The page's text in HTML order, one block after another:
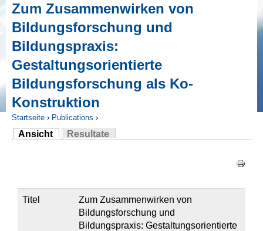
Zum Zusammenwirken von
Bildungsforschung und
Bildungspraxis:
Gestaltungsorientierte
Bildungsforschung als Ko-
Konstruktion
Sie sind hier
Startseite › Publications ›
Ansicht
(aktiver Reiter)
Resultate
Titel
Zum Zusammenwirken von
Bildungsforschung und
Bildungspraxis: Gestaltungsorientierte